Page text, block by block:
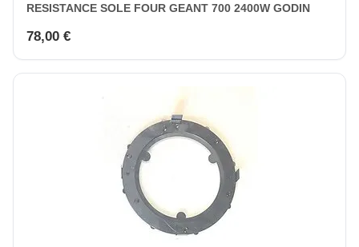
RESISTANCE SOLE FOUR GEANT 700 2400W GODIN
78,00 €